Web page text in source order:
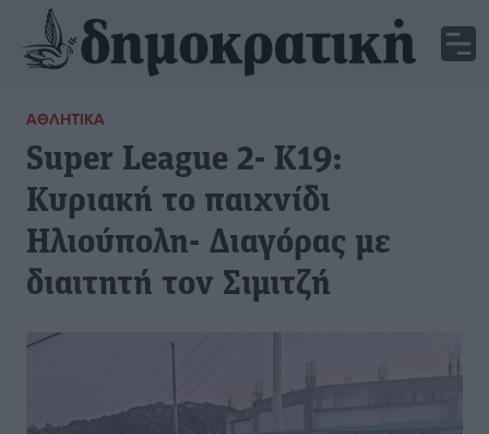
ΑΘΛΗΤΙΚΆ
Super League 2- Κ19:
Κυριακή το παιχνίδι
Ηλιούπολη- Διαγόρας με
διαιτητή τον Σιμιτζή